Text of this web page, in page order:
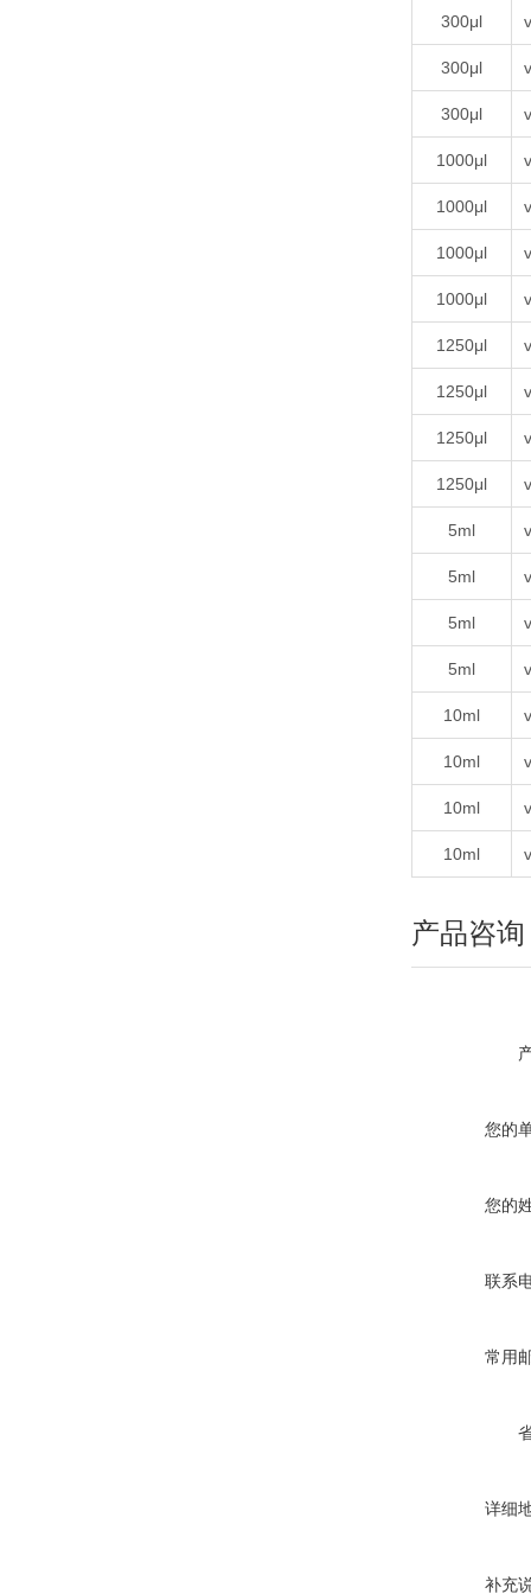
300μl
300μl
300μl
1000μl
1000μl
1000μl
1000μl
1250μl
1250μl
1250μl
1250μl
5ml
5ml
5ml
5ml
10ml
10ml
10ml
10ml
产品咨询
您的
您的
联系
常用
详细
补充